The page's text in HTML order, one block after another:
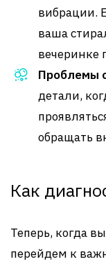
вибрации.
ваша
вечеринке
Проблемы
детали,
обращать
Как
Теперь, когда
перейдем к